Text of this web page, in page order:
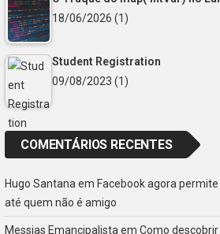
18/06/2026 (1)
Student Registration
09/08/2023 (1)
COMENTÁRIOS RECENTES
Hugo Santana em Facebook agora
até quem não é amigo
Messias Emancipalista em Como